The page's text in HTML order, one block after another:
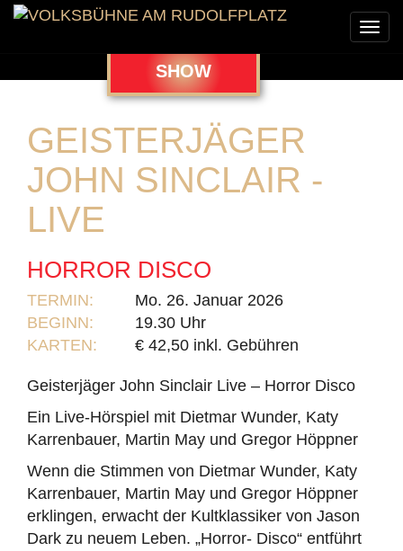
SHOW
GEISTERJÄGER
JOHN SINCLAIR -
LIVE
HORROR DISCO
TERMIN:
Mo. 26. Januar 2026
BEGINN:
19.30 Uhr
KARTEN:
€ 42,50 inkl. Gebühren
Geisterjäger John Sinclair Live – Horror Disco
Ein Live-Hörspiel mit Dietmar Wunder, Katy
Karrenbauer, Martin May und Gregor Höppner
Wenn die Stimmen von Dietmar Wunder, Katy
Karrenbauer, Martin May und Gregor Höppner
erklingen, erwacht der Kultklassiker von Jason
Dark zu neuem Leben. „Horror- Disco“ entführt